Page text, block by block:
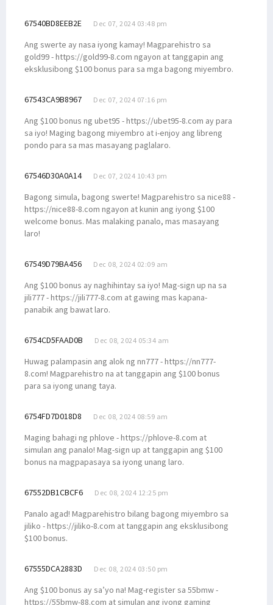
67540BD8EEB2E Dec 07, 2024 03:48 pm
Ang swerte ay nasa iyong kamay! Magparehistro sa
gold99 - https://gold99-8.com ngayon at tanggapin ang
eksklusibong $100 bonus para sa mga bagong miyembro.
67543CA9B8967 Dec 07, 2024 07:16 pm
Ang $100 bonus ng ubet95 - https://ubet95-8.com ay para
sa iyo! Maging bagong miyembro at i-enjoy ang libreng
pondo para sa mas masayang paglalaro.
67546D30A0A14 Dec 07, 2024 10:43 pm
Bagong simula, bagong swerte! Magparehistro sa nice88 -
https://nice88-8.com ngayon at kunin ang iyong $100
welcome bonus. Mas malaking panalo, mas masayang
laro!
67549D79BA456 Dec 08, 2024 02:09 am
Ang $100 bonus ay naghihintay sa iyo! Mag-sign up na sa
jili777 - https://jili777-8.com at gawing mas kapana-
panabik ang bawat laro.
6754CD5FAAD0B Dec 08, 2024 05:34 am
Huwag palampasin ang alok ng nn777 - https://nn777-
8.com! Magparehistro na at tanggapin ang $100 bonus
para sa iyong unang taya.
6754FD7D018D8 Dec 08, 2024 08:59 am
Maging bahagi ng phlove - https://phlove-8.com at
simulan ang panalo! Mag-sign up at tanggapin ang $100
bonus na magpapasaya sa iyong unang laro.
67552DB1CBCF6 Dec 08, 2024 12:25 pm
Panalo agad! Magparehistro bilang bagong miyembro sa
jiliko - https://jiliko-8.com at tanggapin ang eksklusibong
$100 bonus.
67555DCA2883D Dec 08, 2024 03:50 pm
Ang $100 bonus ay sa’yo na! Mag-register sa 55bmw -
https://55bmw-88.com at simulan ang iyong gaming